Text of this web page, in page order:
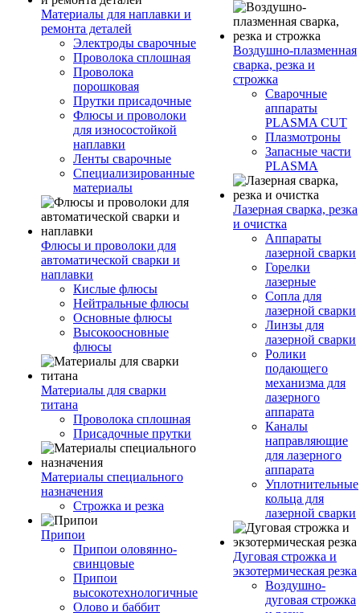
Материалы для наплавки и
ремонта деталей
Электроды сварочные
Проволока сплошная
Проволока
порошковая
Прутки присадочные
Флюсы и проволоки
для износостойкой
наплавки
Ленты сварочные
Специализированные
материалы
Флюсы и проволоки для
автоматической сварки и
наплавки
Кислые флюсы
Нейтральные флюсы
Основные флюсы
Высокоосновные
флюсы
Материалы для сварки
титана
Проволока сплошная
Присадочные прутки
Материалы специального
назначения
Строжка и резка
Припои
Припои оловянно-
свинцовые
Припои
высокотехнологичные
Олово и баббит
Воздушно-плазменная
сварка, резка и
строжка
Сварочные
аппараты
PLASMA CUT
Плазмотроны
Запасные части
PLASMA
Лазерная сварка, резка
и очистка
Аппараты
лазерной сварки
Горелки
лазерные
Сопла для
лазерной сварки
Линзы для
лазерной сварки
Ролики
подающего
механизма для
лазерного
аппарата
Каналы
направляющие
для лазерного
аппарата
Уплотнительные
кольца для
лазерной сварки
Дуговая строжка и
экзотермическая резка
Воздушно-
дуговая строжка